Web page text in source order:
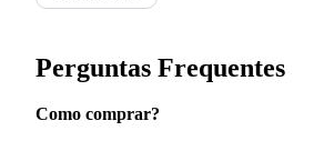
Perguntas Frequentes
Como comprar?